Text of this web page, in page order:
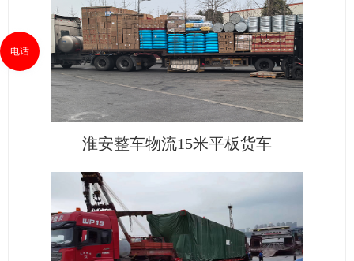
淮安整车物流15米平板货车
电话